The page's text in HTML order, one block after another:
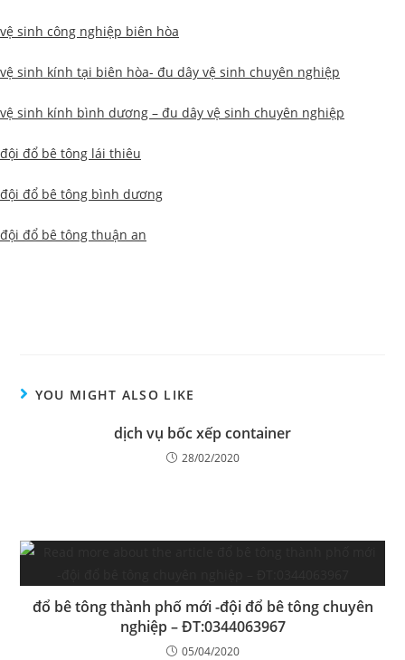
vệ sinh công nghiệp biên hòa
vệ sinh kính tại biên hòa- đu dây vệ sinh chuyên nghiệp
vệ sinh kính bình dương – đu dây vệ sinh chuyên nghiệp
đội đổ bê tông lái thiêu
đội đổ bê tông bình dương
đội đổ bê tông thuận an
YOU MIGHT ALSO LIKE
dịch vụ bốc xếp container
28/02/2020
đổ bê tông thành phố mới -đội đổ bê tông chuyên
nghiệp – ĐT:0344063967
05/04/2020